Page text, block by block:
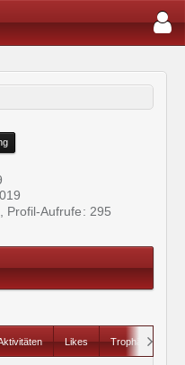
Profil-Aufrufe 295
Likes Trophäen